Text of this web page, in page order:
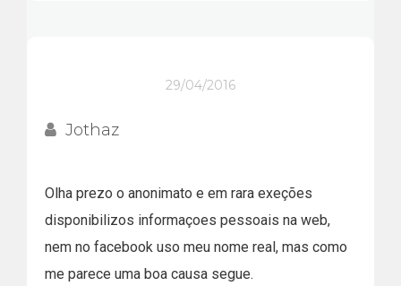
29/04/2016
Jothaz
Olha prezo o anonimato e em rara exeções
disponibilizos informaçoes pessoais na web,
nem no facebook uso meu nome real, mas como
me parece uma boa causa segue.